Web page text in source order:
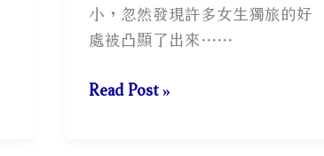
小，忽然發現許多女生獨旅的好
處被凸顯了出來⋯⋯
女
Read Post »